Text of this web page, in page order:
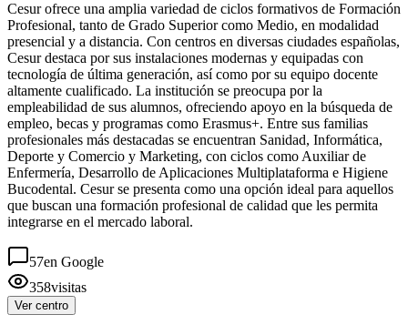
Cesur ofrece una amplia variedad de ciclos formativos de Formación
Profesional, tanto de Grado Superior como Medio, en modalidad
presencial y a distancia. Con centros en diversas ciudades españolas,
Cesur destaca por sus instalaciones modernas y equipadas con
tecnología de última generación, así como por su equipo docente
altamente cualificado. La institución se preocupa por la
empleabilidad de sus alumnos, ofreciendo apoyo en la búsqueda de
empleo, becas y programas como Erasmus+. Entre sus familias
profesionales más destacadas se encuentran Sanidad, Informática,
Deporte y Comercio y Marketing, con ciclos como Auxiliar de
Enfermería, Desarrollo de Aplicaciones Multiplataforma e Higiene
Bucodental. Cesur se presenta como una opción ideal para aquellos
que buscan una formación profesional de calidad que les permita
integrarse en el mercado laboral.
57en Google
358visitas
Ver centro